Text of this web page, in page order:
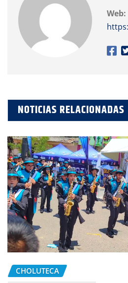
Web:
NOTICIAS RELACIONADAS
CHOLUTECA